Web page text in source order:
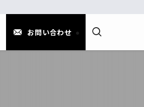
お問い合わせ